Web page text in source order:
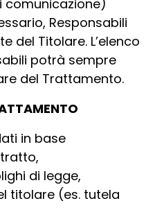
comunicazione)
Responsabili
del Titolare. L’elenco
potrà sempre
del Trattamento.
in base
di legge,
titolare (es. tutela